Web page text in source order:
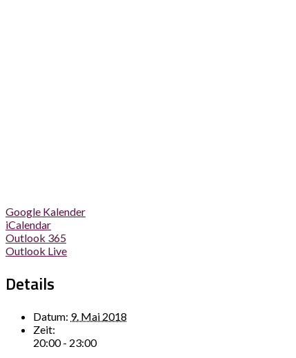
Google Kalender
iCalendar
Outlook 365
Outlook Live
Details
Datum: 9. Mai 2018
Zeit:
20:00 - 23:00